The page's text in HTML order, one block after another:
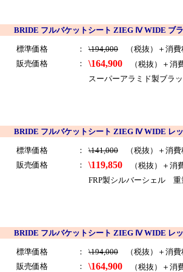
BRIDE フルバケットシート ZIEG Ⅳ WIDE ブ
標準価格 ： \194,000 （税抜）＋消費
販売価格
： \164,900 （税抜）＋消
スーパーアラミド製ブ
BRIDE フルバケットシート ZIEG Ⅳ WIDE レ
標準価格 ： \141,000 （税抜）＋消費
販売価格
： \119,850 （税抜）＋消
FRP製シルバーシェル
BRIDE フルバケットシート ZIEG Ⅳ WIDE レ
標準価格 ： \194,000 （税抜）＋消費
販売価格
： \164,900 （税抜）＋消